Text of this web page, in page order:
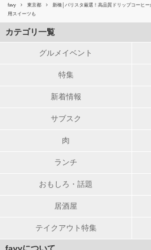
favy 東京都
新橋│バリスタ厳選！高品質ドリップコーヒ
用スイーツも
カテゴリ一覧
グルメイベント
特集
新着情報
サブスク
肉
ランチ
おもしろ・話題
居酒屋
テイクアウト特集